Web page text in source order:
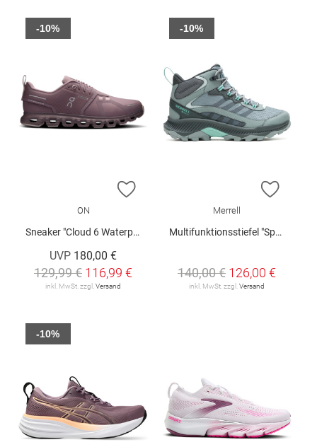
ZUR WUNSCHLISTE HINZUFÜGEN
ON
Sneaker "Cloud 6 Waterproof W"
UVP 180,00 €
129,99 € 116,99 €
inkl. MwSt. zzgl.Versand
-10%
ZUR
Merrell
Multifunktionsstiefel "Speed Strike 2 Mid GTX W"
140,00 € 126,00 €
inkl. MwSt. zzgl.Versand
-10%
-10%